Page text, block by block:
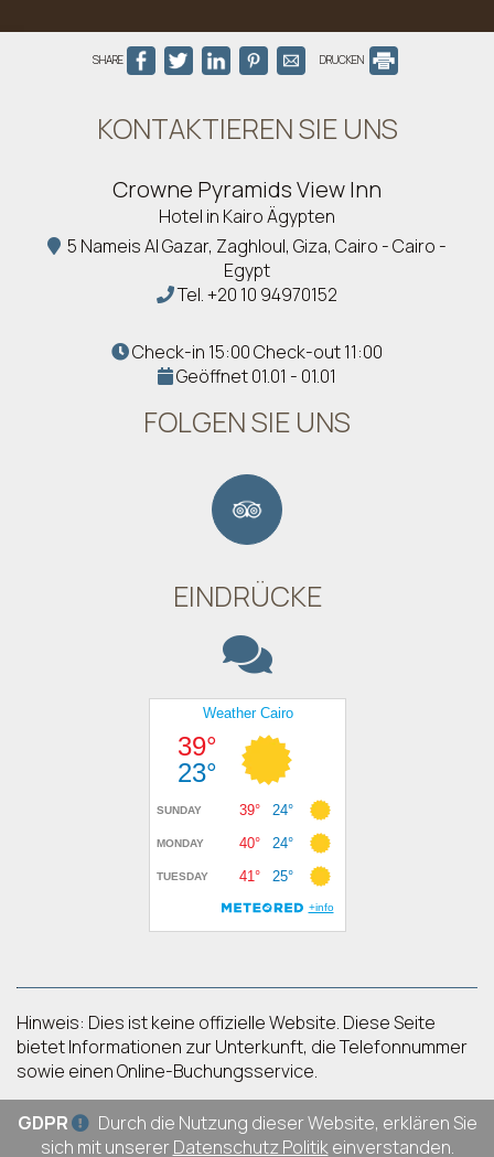
SHARE DRUCKEN
KONTAKTIEREN SIE UNS
Crowne Pyramids View Inn
Hotel in Kairo Ägypten
5 Nameis Al Gazar, Zaghloul, Giza, Cairo - Cairo -
Egypt
Tel.+20 10 94970152
Check-in 15:00 Check-out 11:00
Geöffnet 01.01 - 01.01
FOLGEN SIE UNS
EINDRÜCKE
Hinweis: Dies ist keine offizielle Website. Diese Seite
bietet Informationen zur Unterkunft, die Telefonnummer
sowie einen Online-Buchungsservice.
GDPR
Durch die Nutzung dieser Website, erklären Sie
sich mit unserer Datenschutz Politikeinverstanden.